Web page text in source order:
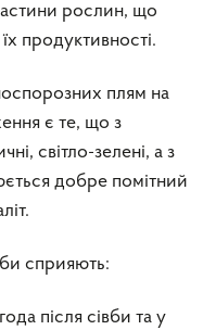
рослин, що
продуктивності.
плям на
є те, що з
світло-зелені, а з
добре помітний
сприяють:
після сівби та у